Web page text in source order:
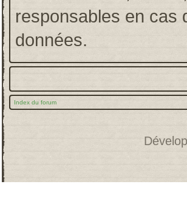
responsables en cas
données.
Index du forum